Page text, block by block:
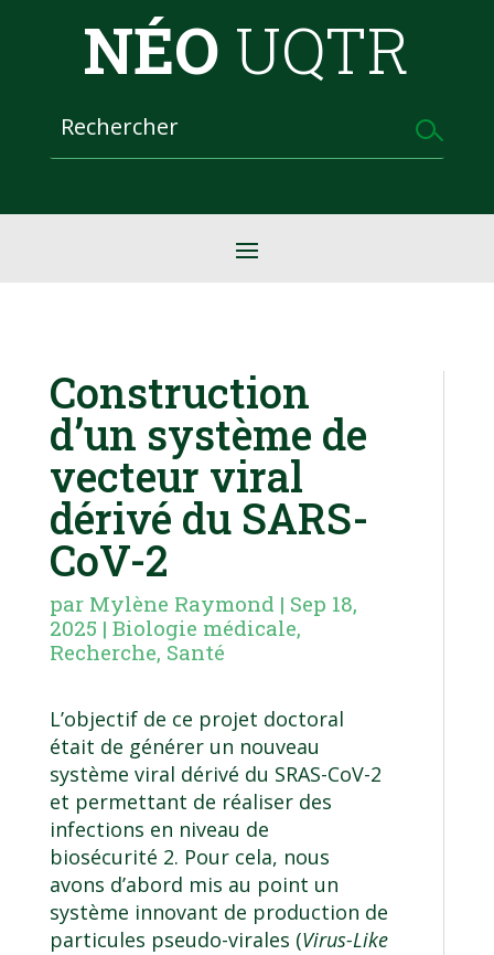
NÉO UQTR
Construction
d’un système de
vecteur viral
dérivé du SARS-
CoV-2
par Mylène Raymond | Sep 18,
2025 | Biologie médicale,
Recherche, Santé
L’objectif de ce projet doctoral
était de générer un nouveau
système viral dérivé du SRAS-CoV-2
et permettant de réaliser des
infections en niveau de
biosécurité 2. Pour cela, nous
avons d’abord mis au point un
système innovant de production de
particules pseudo-virales (Virus-Like